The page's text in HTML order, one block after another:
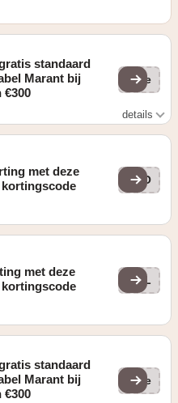
standaard
Marant bij
€300
(ge
details
met deze
kortingscode
5KO
met deze
kortingscode
WEL
standaard
Marant bij
€300
(ge